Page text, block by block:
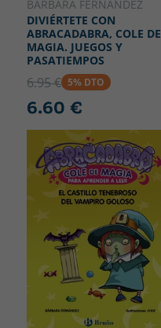
BÁRBARA FERNÁNDEZ
DIVIÉRTETE CON
ABRACADABRA, COLE DE
MAGIA. JUEGOS Y
PASATIEMPOS
6.95 € 5% DTO
6.60 €